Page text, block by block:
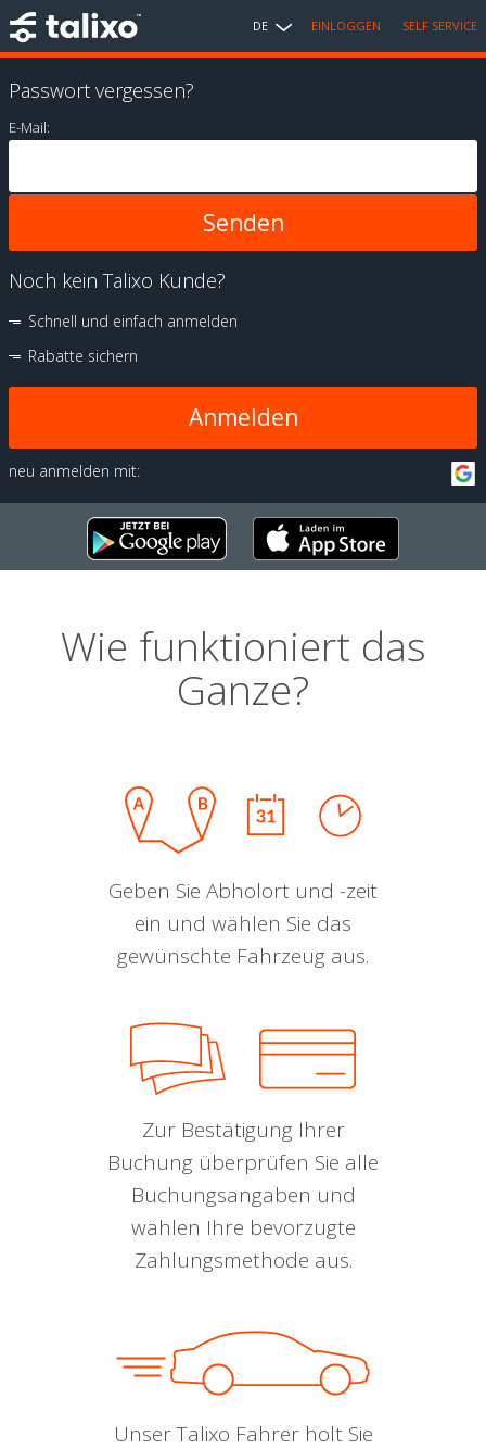
DE EINLOGGEN SELF SERVICE
Passwort vergessen?
E-Mail:
Noch kein Talixo Kunde?
Schnell und einfach anmelden
Rabatte sichern
Anmelden
neu anmelden mit:
Wie funktioniert das
Ganze?
Geben Sie Abholort und -zeit
ein und wählen Sie das
gewünschte Fahrzeug aus.
Zur Bestätigung Ihrer
Buchung überprüfen Sie alle
Buchungsangaben und
wählen Ihre bevorzugte
Zahlungsmethode aus.
Unser Talixo Fahrer holt Sie